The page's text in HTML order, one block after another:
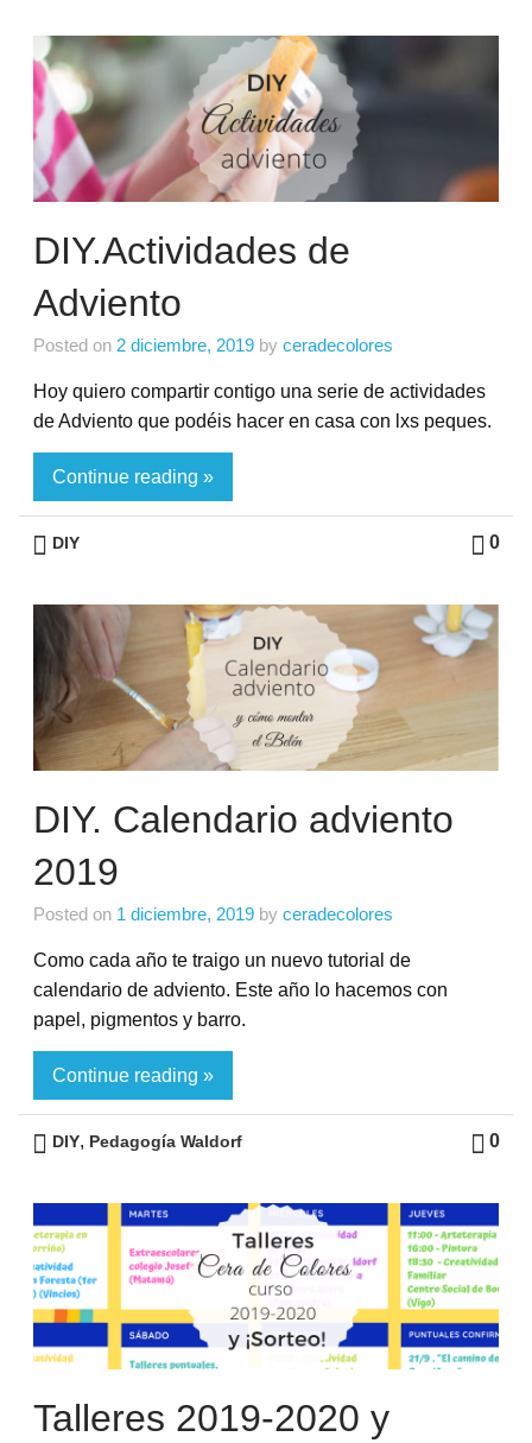
DIY.Actividades de
Adviento
Posted on 2 diciembre, 2019 by ceradecolores
Hoy quiero compartir contigo una serie de actividades
de Adviento que podéis hacer en casa con lxs peques.
Continue reading »
0
DIY
DIY. Calendario adviento
2019
Posted on 1 diciembre, 2019 by ceradecolores
Como cada año te traigo un nuevo tutorial de
calendario de adviento. Este año lo hacemos con
papel, pigmentos y barro.
Continue reading »
0
DIY, Pedagogía Waldorf
Talleres 2019-2020 y